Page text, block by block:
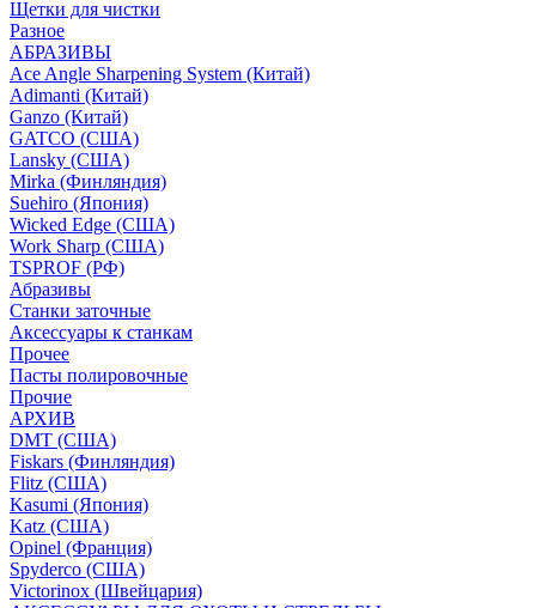
Щетки для чистки
Разное
АБРАЗИВЫ
Ace Angle Sharpening System (Китай)
Adimanti (Китай)
Ganzo (Китай)
GATCO (США)
Lansky (США)
Mirka (Финляндия)
Suehiro (Япония)
Wicked Edge (США)
Work Sharp (США)
TSPROF (РФ)
Абразивы
Станки заточные
Аксессуары к станкам
Прочее
Пасты полировочные
Прочие
АРХИВ
DMT (США)
Fiskars (Финляндия)
Flitz (США)
Kasumi (Япония)
Katz (США)
Opinel (Франция)
Spyderco (США)
Victorinox (Швейцария)